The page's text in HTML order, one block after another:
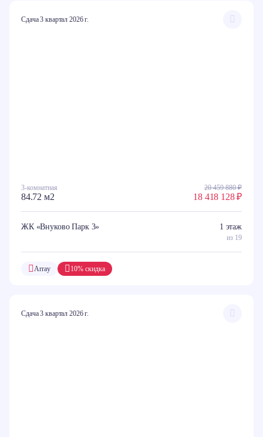
Сдача 3 квартал 2026 г.
3-комнатная
84.72 м2
20 459 880 ₽
18 418 128 ₽
ЖК «Внуково Парк 3» 1 этаж
из 19
10% скидка
Array
Сдача 3 квартал 2026 г.